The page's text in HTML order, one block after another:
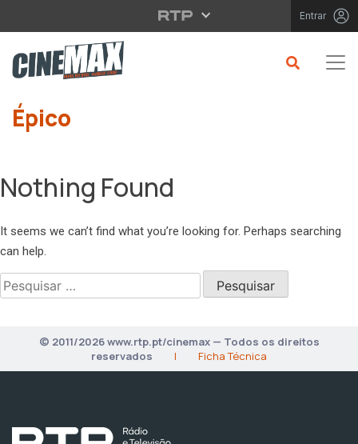
Saltar para o conteúdo principal Entrar
Épico
Nothing Found
It seems we can’t find what you’re looking for. Perhaps searching
can help.
Pesquisar
por:
© 2011/2026 www.rtp.pt/cinemax — Todos os direitos
reservados
| Ficha Técnica